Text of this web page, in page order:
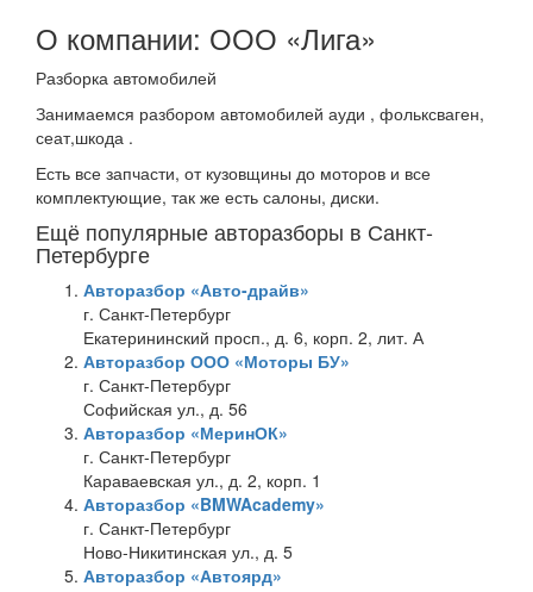
О компании: ООО «Лига»
Разборка автомобилей
Занимаемся разбором автомобилей ауди , фольксваген,
сеат,шкода .
Есть все запчасти, от кузовщины до моторов и все
комплектующие, так же есть салоны, диски.
Ещё популярные авторазборы в Санкт-
Петербурге
Авторазбор «Авто-драйв»
г. Санкт-Петербург
Екатерининский просп., д. 6, корп. 2, лит. А
Авторазбор ООО «Моторы БУ»
г. Санкт-Петербург
Софийская ул., д. 56
Авторазбор «МеринОК»
г. Санкт-Петербург
Караваевская ул., д. 2, корп. 1
Авторазбор «BMWAcademy»
г. Санкт-Петербург
Ново-Никитинская ул., д. 5
Авторазбор «Автоярд»